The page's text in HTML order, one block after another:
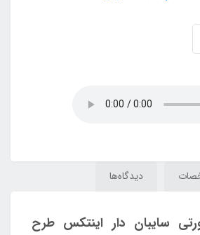
دیدگاه‌ها
سایبان دار اینتکس طرح